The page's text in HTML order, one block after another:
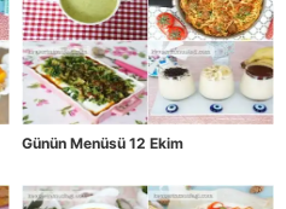
Günün Menüsü 12 Ekim